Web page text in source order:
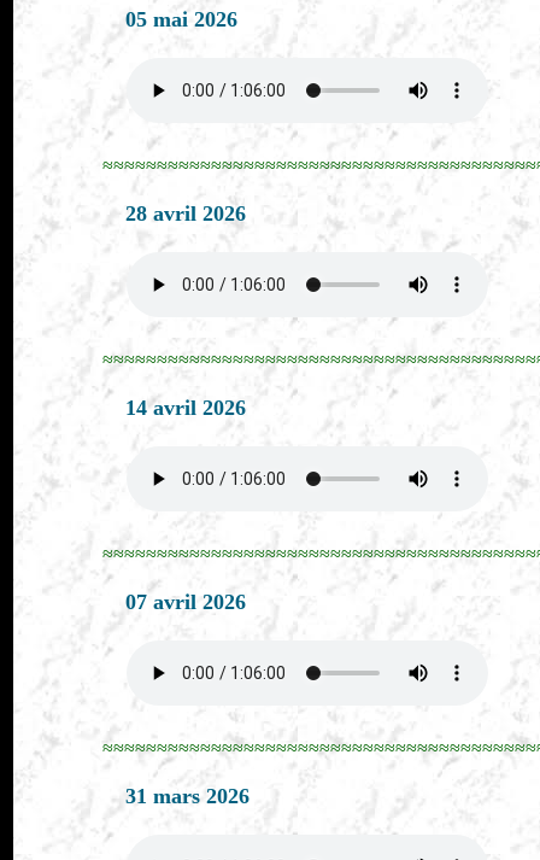
05 mai 2026
28 avril 2026
14 avril 2026
07 avril 2026
31 mars 2026